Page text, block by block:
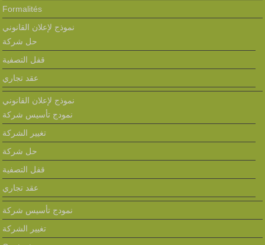
Formalités
نموذج لإعلان القانوني
حل شركة
قفل التصفية
عقد تجاري
نموذج لإعلان القانوني
نمودج تأسيس شركة
تغيير الشركة
حل شركة
قفل التصفية
عقد تجاري
نمودج تأسيس شركة
تغيير الشركة